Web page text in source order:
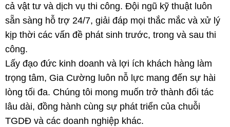
cả vật tư và dịch vụ thi công. Đội ngũ kỹ thuật luôn
sẵn sàng hỗ trợ 24/7, giải đáp mọi thắc mắc và xử lý
kịp thời các vấn đề phát sinh trước, trong và sau thi
công.
Lấy đạo đức kinh doanh và lợi ích khách hàng làm
trọng tâm, Gia Cường luôn nỗ lực mang đến sự hài
lòng tối đa. Chúng tôi mong muốn trở thành đối tác
lâu dài, đồng hành cùng sự phát triển của chuỗi
TGDĐ và các doanh nghiệp khác.